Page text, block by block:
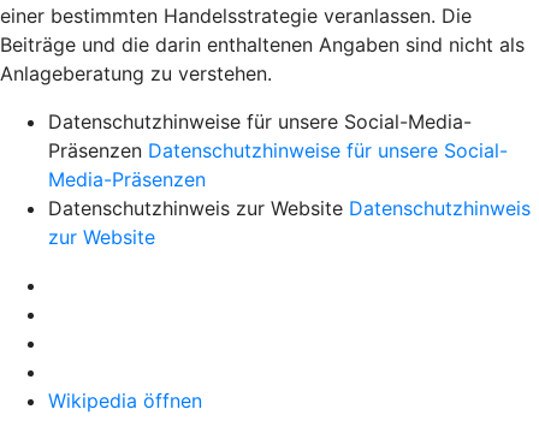
einer bestimmten Handelsstrategie veranlassen. Die
Beiträge und die darin enthaltenen Angaben sind nicht als
Anlageberatung zu verstehen.
Datenschutzhinweise für unsere Social-Media-
Präsenzen Datenschutzhinweise für unsere Social-
Media-Präsenzen
Datenschutzhinweis zur Website Datenschutzhinweis
zur Website
Wikipedia öffnen